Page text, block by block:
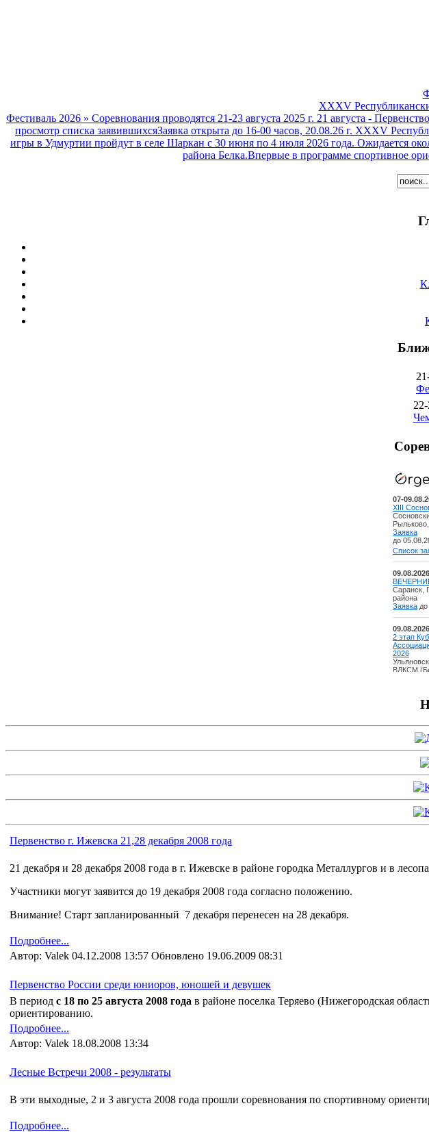
XXXV
Фестиваль 2026 » Соревнования проводятся 21-23 августа 2025 г. 21 августа -
просмотр списка заявившихсяЗаявка открыта до 16-00 часов, 20.08.26 г. XXXV
игры в Удмуртии пройдут в селе Шаркан с 30 июня по 4 июля 2026 года. Ожидается
района Белка.Впервые в программе спортивное
Первенство г. Ижевска 21,28 декабря 2008 года
21 декабря и 28 декабря 2008 года в г. Ижевске в районе городка Металлургов и в
Участники могут заявится до 19 декабря 2008 года согласно положению.
Внимание! Старт запланированный 7 декабря перенесен на 28 декабря.
Подробнее...
Автор: Valek 04.12.2008 13:57 Обновлено 19.06.2009 08:31
Первенство России среди юниоров, юношей и девушек
В период с 18 по 25 августа 2008 года в районе поселка Теряево (Нижегородская
ориентированию.
Подробнее...
Автор: Valek 18.08.2008 13:34
Лесные Встречи 2008 - результаты
В эти выходные, 2 и 3 авгуcта 2008 года прошли соревнования по спортивному
Подробнее...